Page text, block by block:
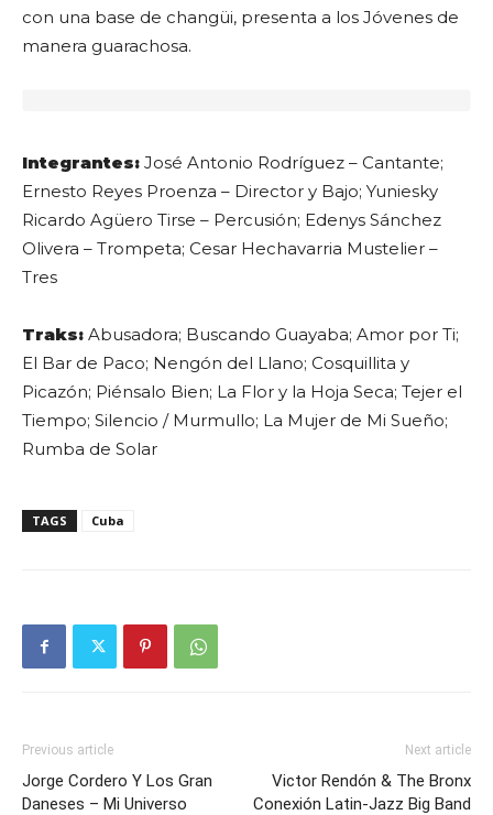
con una base de changüi, presenta a los Jóvenes de
manera guarachosa.
Integrantes: José Antonio Rodríguez – Cantante;
Ernesto Reyes Proenza – Director y Bajo; Yuniesky
Ricardo Agüero Tirse – Percusión; Edenys Sánchez
Olivera – Trompeta; Cesar Hechavarria Mustelier –
Tres
Traks: Abusadora; Buscando Guayaba; Amor por Ti;
El Bar de Paco; Nengón del Llano; Cosquillita y
Picazón; Piénsalo Bien; La Flor y la Hoja Seca; Tejer el
Tiempo; Silencio / Murmullo; La Mujer de Mi Sueño;
Rumba de Solar
TAGS Cuba
Previous article
Jorge Cordero Y Los Gran
Daneses – Mi Universo
Next article
Victor Rendón & The Bronx
Conexión Latin-Jazz Big Band